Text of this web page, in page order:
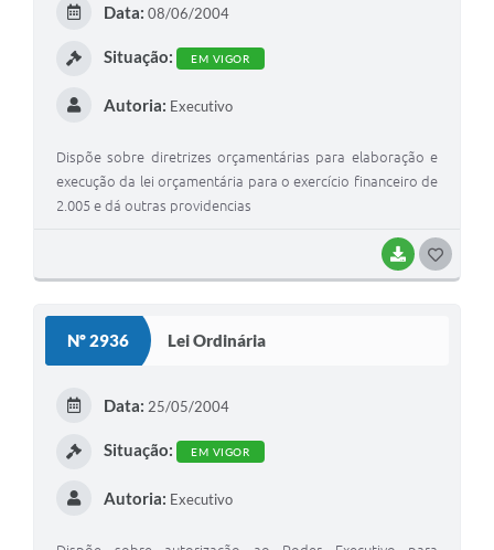
BAIXAR
Data: 08/06/2004
Situação: EM VIGOR
Autoria: Executivo
Dispõe sobre diretrizes orçamentárias para elaboração e
execução da lei orçamentária para o exercício financeiro de
2.005 e dá outras providencias
Nº 2936 Lei Ordinária
Data: 25/05/2004
Situação: EM VIGOR
Autoria: Executivo